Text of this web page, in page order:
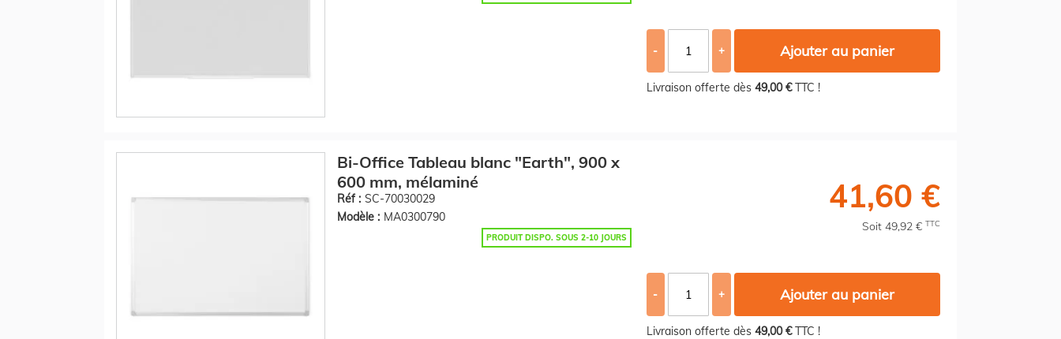
- + Ajouter au panier
Livraison offerte dès 49,00 €TTC !
Bi-Office Tableau blanc "Earth", 900 x
600 mm, mélaminé
Réf : SC-70030029
Modèle : MA0300790
PRODUIT DISPO. SOUS 2-10 JOURS
41,60 €
Soit 49,92 € TTC
- + Ajouter au panier
Livraison offerte dès 49,00 €TTC !